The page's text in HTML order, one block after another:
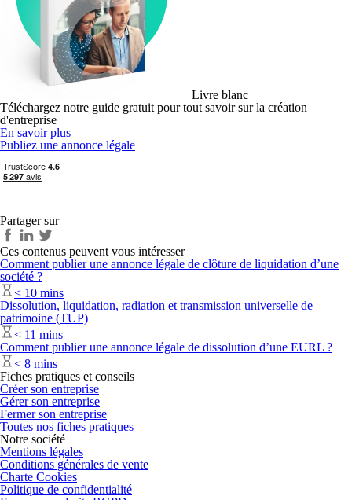
Livre blanc
Téléchargez notre guide gratuit pour tout savoir sur la création
d'entreprise
En savoir plus
Publiez une annonce légale
Partager sur
Ces contenus peuvent vous intéresser
Comment publier une annonce légale de clôture de liquidation d’une
société ?
< 10 mins
Dissolution, liquidation, radiation et transmission universelle de
patrimoine (TUP)
< 11 mins
Comment publier une annonce légale de dissolution d’une EURL ?
< 8 mins
Fiches pratiques et conseils
Créer son entreprise
Gérer son entreprise
Fermer son entreprise
Toutes nos fiches pratiques
Notre société
Mentions légales
Conditions générales de vente
Charte Cookies
Politique de confidentialité